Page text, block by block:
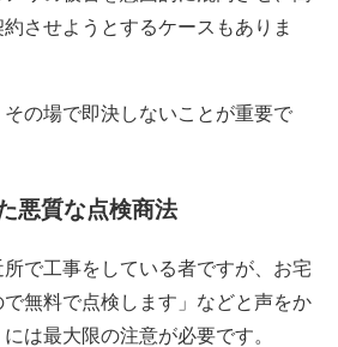
させようとするケースもありま
の場で即決しないことが重要で
悪質な点検商法
で工事をしている者ですが、お宅
無料で点検します」などと声をか
は最大限の注意が必要です。